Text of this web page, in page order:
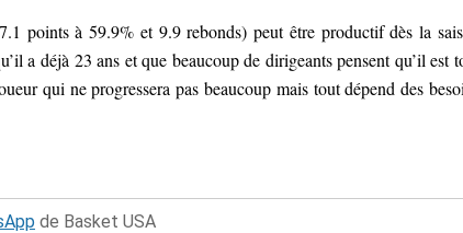
points à 59.9% et 9.9 rebonds) peut être productif dès la
a déjà 23 ans et que beaucoup de dirigeants pensent qu’il est
qui ne progressera pas beaucoup mais tout dépend des
de Basket USA